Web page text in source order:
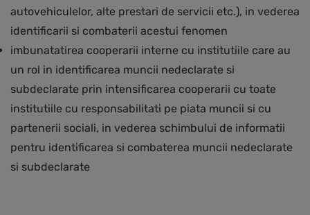
autovehiculelor, alte prestari de servicii etc.), in vederea
identificarii si combaterii acestui fenomen
imbunatatirea cooperarii interne cu institutiile care au
un rol in identificarea muncii nedeclarate si
subdeclarate prin intensificarea cooperarii cu toate
institutiile cu responsabilitati pe piata muncii si cu
partenerii sociali, in vederea schimbului de informatii
pentru identificarea si combaterea muncii nedeclarate
si subdeclarate